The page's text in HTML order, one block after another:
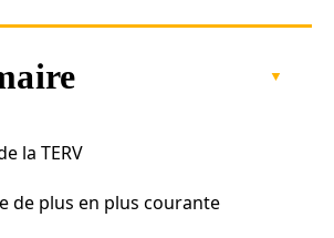
la TERV
de plus en plus courante